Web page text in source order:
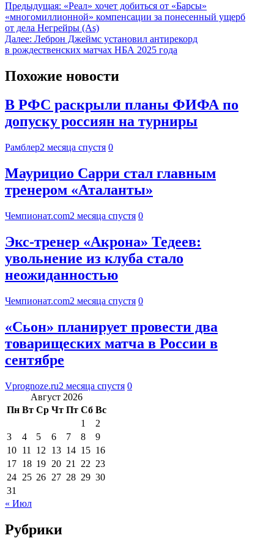
Предыдущая: «Реал» хочет добиться от «Барсы»
«многомиллионной» компенсации за понесенный ущерб
от дела Негрейры (As)
Далее: Леброн Джеймс установил антирекорд
в рождественских матчах НБА 2025 года
Похожие новости
В РФС раскрыли планы ФИФА по
допуску россиян на турниры
Рамблер2 месяца спустя 0
Маурицио Сарри стал главным
тренером «Аталанты»
Чемпионат.com2 месяца спустя 0
Экс-тренер «Акрона» Тедеев:
увольнение из клуба стало
неожиданностью
Чемпионат.com2 месяца спустя 0
«Сьон» планирует провести два
товарищеских матча в России в
сентябре
Vprognoze.ru2 месяца спустя 0
Август 2026
Пн Вт Ср Чт Пт Сб Вс
1
2
3
4 5 6 7 8
9
10 11 12 13 14 15 16
17 18 19 20 21 22 23
24 25 26 27 28 29 30
31
« Июл
Рубрики